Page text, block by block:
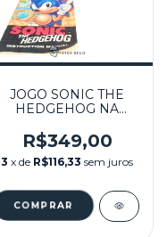
JOGO SONIC THE
HEDGEHOG NA
MEGA DRIVE
R$349,00
3 x de R$116,33 sem juros